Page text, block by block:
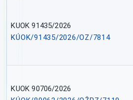
KUOK 91435/2026
KÚOK/91435/2026/OZ/7814
KUOK 90706/2026